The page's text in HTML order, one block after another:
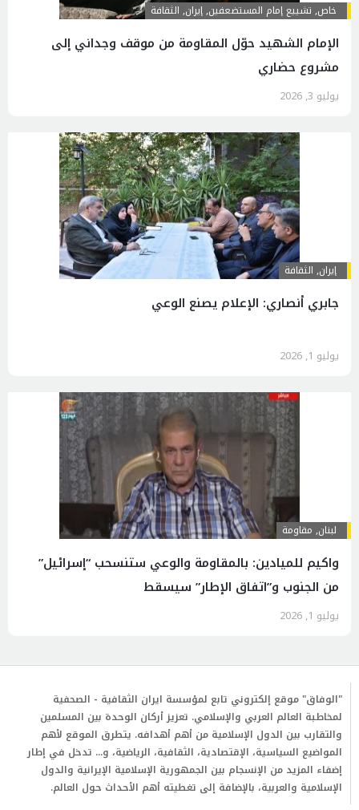
خاص, تشييع إمام المستضعفين,إيران, الثقافة
الإمام الشهيد حوّل المقاومة من موقف وجداني إلى
مشروع حضاري
يوليو 3, 2026
إيران, الثقافة
جابري أنصاري: الإعلام يصنع الوعي
يوليو 1, 2026
لبنان, مقاومة
واكيم للميادين: بالمقاومة والوعي ستنسحب “إسرائيل”
من الجنوب و”اتفاق الإطار” سيسقط
يوليو 1, 2026
"الوفاق" موقع إلكتروني تابع لمؤسسة ايران الثقافية - الصحفية
لمخاطبة العالم العربي والإسلامي. تعزيز أركان الوحدة بين المسلمين
والتقارب بين الدول الإسلامية من أهم أهدافه. يتطرق الموقع لأهم
المواضيع السياسية، الإقتصادية، الثقافية، الرياضية، و... تدخل في إطار
إضفاء المزيد من الإنسجام بين الجمهورية الإسلامية الإيرانية والدول
الإسلامية والعربية، بالإضافة إلى تغطيته أهم الأحداث حول العالم.